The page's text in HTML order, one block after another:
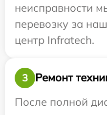
неисправности
перевозку за
центр Infratech.
3
Ремонт
После полной